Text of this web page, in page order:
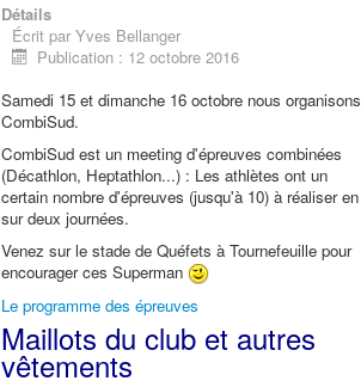
Détails
Écrit par Yves Bellanger
Publication : 12 octobre 2016
Samedi 15 et dimanche 16 octobre nous organisons
CombiSud.
CombiSud est un meeting d'épreuves combinées
(Décathlon, Heptathlon...) : Les athlètes ont un
certain nombre d'épreuves (jusqu'à 10) à réaliser en
sur deux journées.
Venez sur le stade de Quéfets à Tournefeuille pour
encourager ces Superman
Le programme des épreuves
Maillots du club et autres
vêtements